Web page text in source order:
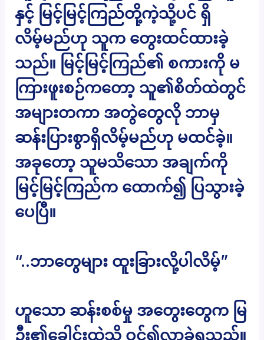
နှင့် မြင့်မြင့်ကြည်တို့ကဲ့သို့ပင် ရှိ
လိမ့်မည်ဟု သူက တွေးထင်ထားခဲ့
သည်။ မြင့်မြင့်ကြည်၏ စကားကို မ
ကြားဖူးစဉ်ကတော့ သူ၏စိတ်ထဲတွင်
အများတကာ အတွဲတွေလို ဘာမှ
ဆန်းပြားစွာရှိလိမ့်မည်ဟု မထင်ခဲ့။
အခုတော့ သူမသိသော အချက်ကို
မြင့်မြင့်ကြည်က ထောက်၍ ပြသွားခဲ့
ပေပြီ။
“..ဘာတွေများ ထူးခြားလို့ပါလိမ့်”
ဟူသော ဆန်းစစ်မှု အတွေးတွေက မြ
ဦး၏ခေါင်းထဲသို့ ဝင်၍လာခဲ့ရသည်။